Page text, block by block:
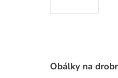
Obálky na